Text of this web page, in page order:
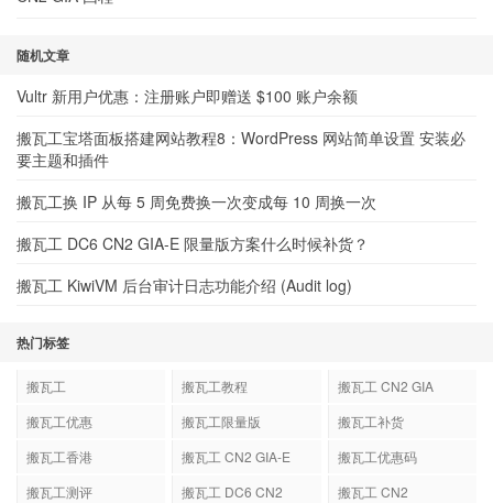
随机文章
Vultr 新用户优惠：注册账户即赠送 $100 账户余额
搬瓦工宝塔面板搭建网站教程8：WordPress 网站简单设置 安装必
要主题和插件
搬瓦工换 IP 从每 5 周免费换一次变成每 10 周换一次
搬瓦工 DC6 CN2 GIA-E 限量版方案什么时候补货？
搬瓦工 KiwiVM 后台审计日志功能介绍 (Audit log)
热门标签
搬瓦工 搬瓦工教程
搬瓦工 CN2 GIA
搬瓦工优惠
搬瓦工限量版
搬瓦工补货
搬瓦工香港
搬瓦工 CN2 GIA-E
搬瓦工优惠码
搬瓦工测评
搬瓦工 DC6 CN2
搬瓦工 CN2